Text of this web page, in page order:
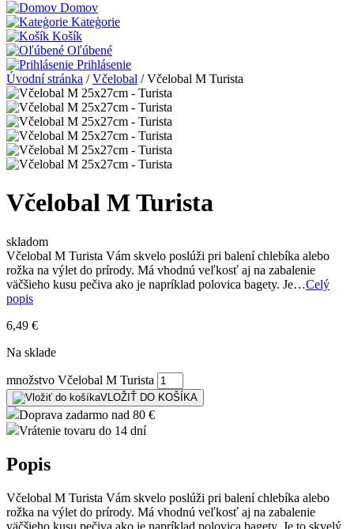
Domov
Kateģorie
Košík
Oľúbené
Prihlásenie
Úvodní stránka / Včelobal /Včelobal M Turista
Včelobal M Turista
skladom
Včelobal M Turista Vám skvelo poslúži pri balení chlebíka alebo
rožka na výlet do prírody. Má vhodnú veľkosť aj na zabalenie
väčšieho kusu pečiva ako je napríklad polovica bagety. Je…Celý
popis
6,49 €
Na sklade
množstvo Včelobal M Turista
VLOŽIŤ DO KOŠÍKA
Doprava zadarmo nad 80 €
Vrátenie tovaru do 14 dní
Popis
Včelobal M Turista Vám skvelo poslúži pri balení chlebíka alebo
rožka na výlet do prírody. Má vhodnú veľkosť aj na zabalenie
väčšieho kusu pečiva ako je napríklad polovica bagety. Je to skvelý